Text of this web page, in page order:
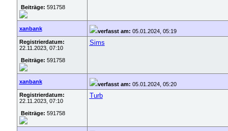
Beiträge: 591758
xanbank verfasst am: 05.01.2024, 05:19
Registrierdatum:
22.11.2023, 07:10
Beiträge: 591758
Sims
xanbank verfasst am: 05.01.2024, 05:20
Registrierdatum:
22.11.2023, 07:10
Beiträge: 591758
Turb